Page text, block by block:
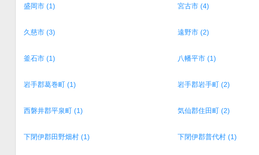
盛岡市 (1) 宮古市 (4)
久慈市 (3) 遠野市 (2)
釜石市 (1) 八幡平市 (1)
岩手郡葛巻町 (1) 岩手郡岩手町 (2)
西磐井郡平泉町 (1) 気仙郡住田町 (2)
下閉伊郡田野畑村 (1) 下閉伊郡普代村 (1)